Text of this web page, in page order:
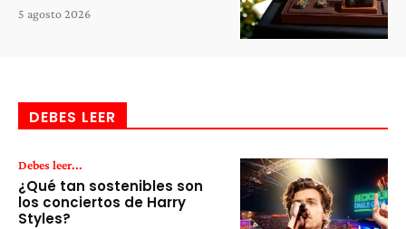
5 agosto 2026
DEBES LEER
Debes leer...
¿Qué tan sostenibles son
los conciertos de Harry
Styles?